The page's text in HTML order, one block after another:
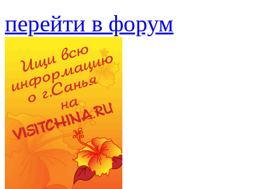
перейти в форум